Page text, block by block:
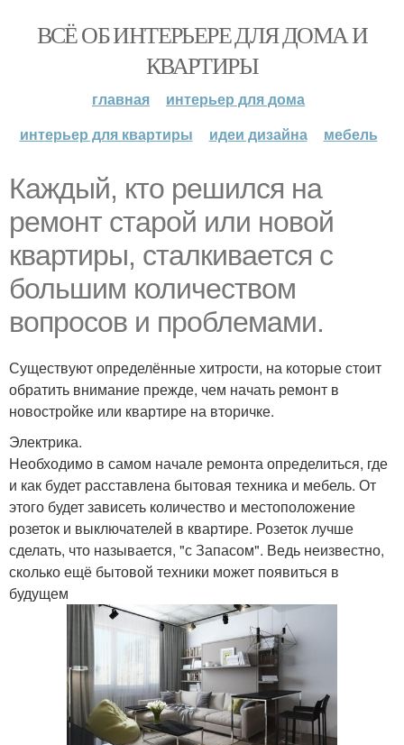
ВСЁ ОБ ИНТЕРЬЕРЕ ДЛЯ ДОМА И
КВАРТИРЫ
главная
интерьер для дома
интерьер для квартиры
идеи дизайна мебель
Каждый, кто решился на
ремонт старой или новой
квартиры, сталкивается с
большим количеством
вопросов и проблемами.
Существуют определённые хитрости, на которые стоит
обратить внимание прежде, чем начать ремонт в
новостройке или квартире на вторичке.
Электрика.
Необходимо в самом начале ремонта определиться, где
и как будет расставлена бытовая техника и мебель. От
этого будет зависеть количество и местоположение
розеток и выключателей в квартире. Розеток лучше
сделать, что называется, "с Запасом". Ведь неизвестно,
сколько ещё бытовой техники может появиться в
будущем